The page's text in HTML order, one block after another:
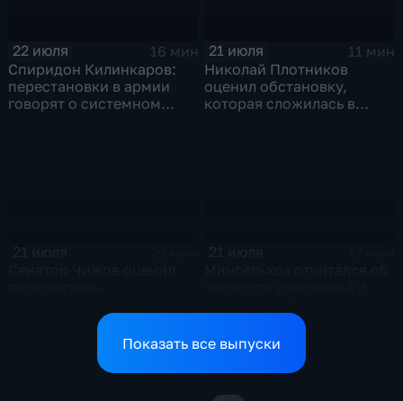
22 июля
16 мин
Спиридон Килинкаров:
перестановки в армии
говорят о системном
21 июля
11 мин
Николай Плотников
оценил обстановку,
которая сложилась в
конфликтов на Ближнем
Востоке и диалог с
аграриев топливом
Показать все выпуски